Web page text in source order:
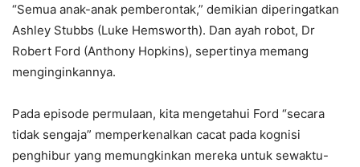
“Semua anak-anak pemberontak,” demikian diperingatkan
Ashley Stubbs (Luke Hemsworth). Dan ayah robot, Dr
Robert Ford (Anthony Hopkins), sepertinya memang
menginginkannya.
Pada episode permulaan, kita mengetahui Ford “secara
tidak sengaja” memperkenalkan cacat pada kognisi
penghibur yang memungkinkan mereka untuk sewaktu-